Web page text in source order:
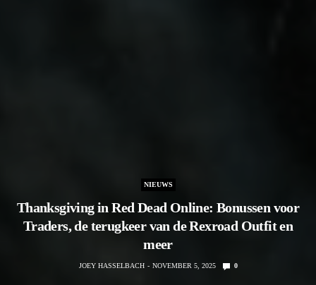
NIEUWS
Thanksgiving in Red Dead Online: Bonussen voor
Traders, de terugkeer van de Rexroad Outfit en
meer
JOEY HASSELBACH NOVEMBER 5, 2025 0